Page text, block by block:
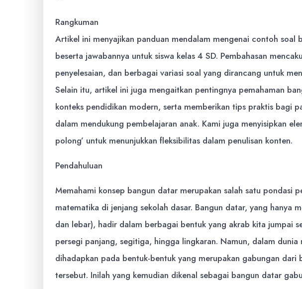
Rangkuman
Artikel ini menyajikan panduan mendalam mengenai contoh soal
beserta jawabannya untuk siswa kelas 4 SD. Pembahasan
penyelesaian, dan berbagai variasi soal yang dirancang untuk
Selain itu, artikel ini juga mengaitkan pentingnya pemahaman
konteks pendidikan modern, serta memberikan tips praktis bagi
dalam mendukung pembelajaran anak. Kami juga menyisipkan
polong’ untuk menunjukkan fleksibilitas dalam penulisan konten.
Pendahuluan
Memahami konsep bangun datar merupakan salah satu pondasi
matematika di jenjang sekolah dasar. Bangun datar, yang hanya
dan lebar), hadir dalam berbagai bentuk yang akrab kita jumpai
persegi panjang, segitiga, hingga lingkaran. Namun, dalam dunia
dihadapkan pada bentuk-bentuk yang merupakan gabungan dari
tersebut. Inilah yang kemudian dikenal sebagai bangun datar